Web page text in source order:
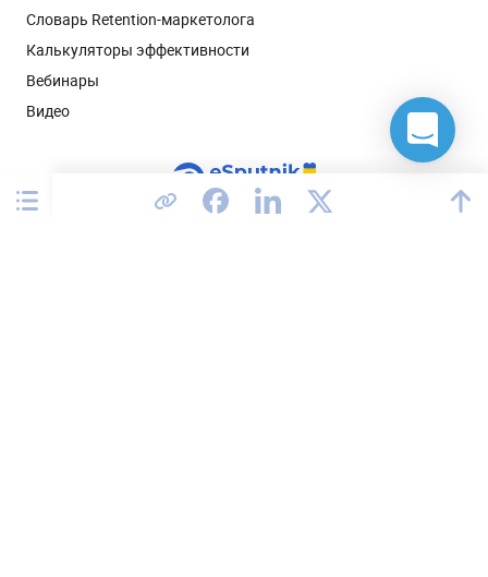
Словарь Retention-маркетолога
Калькуляторы эффективности
Вебинары
Видео